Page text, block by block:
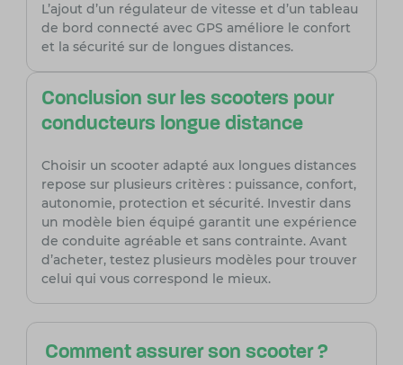
L’ajout d’un régulateur de vitesse et d’un tableau
de bord connecté avec GPS améliore le confort
et la sécurité sur de longues distances.
Conclusion sur les scooters pour
conducteurs longue distance
Choisir un scooter adapté aux longues distances
repose sur plusieurs critères : puissance, confort,
autonomie, protection et sécurité. Investir dans
un modèle bien équipé garantit une expérience
de conduite agréable et sans contrainte. Avant
d’acheter, testez plusieurs modèles pour trouver
celui qui vous correspond le mieux.
Comment assurer son scooter ?